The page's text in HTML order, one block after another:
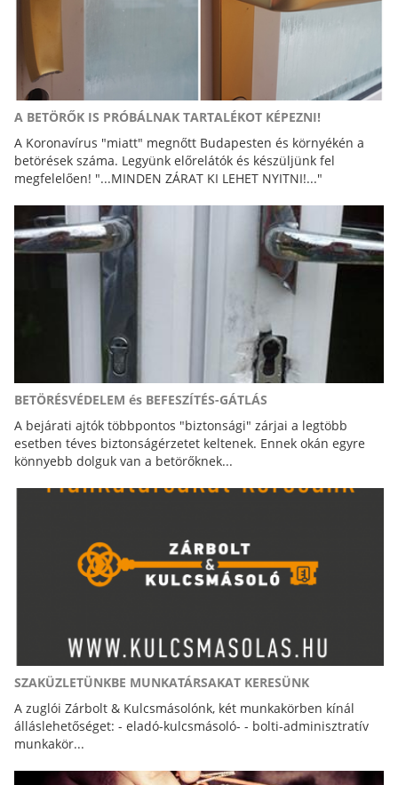
A BETÖRŐK IS PRÓBÁLNAK TARTALÉKOT KÉPEZNI!
A Koronavírus "miatt" megnőtt Budapesten és környékén a
betörések száma. Legyünk előrelátók és készüljünk fel
megfelelően! "...MINDEN ZÁRAT KI LEHET NYITNI!..."
BETÖRÉSVÉDELEM és BEFESZÍTÉS-GÁTLÁS
A bejárati ajtók többpontos "biztonsági" zárjai a legtöbb
esetben téves biztonságérzetet keltenek. Ennek okán egyre
könnyebb dolguk van a betörőknek...
SZAKÜZLETÜNKBE MUNKATÁRSAKAT KERESÜNK
A zuglói Zárbolt & Kulcsmásolónk, két munkakörben kínál
álláslehetőséget: - eladó-kulcsmásoló- - bolti-adminisztratív
munkakör...